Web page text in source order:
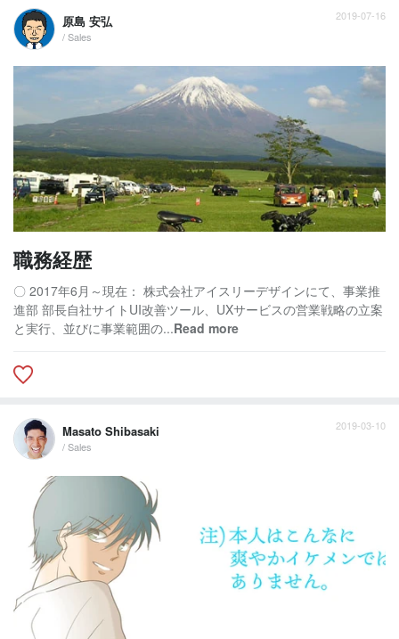
原島 安弘
/ Sales
2019-07-16
職務経歴
〇 2017年6月～現在： 株式会社アイスリーデザインにて、事業推
進部 部長自社サイトUI改善ツール、UXサービスの営業戦略の立案
と実行、並びに事業範囲の...Read more
Masato Shibasaki
/ Sales
2019-03-10